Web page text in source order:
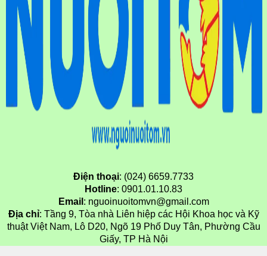
Điện thoại: (024) 6659.7733
Hotline: 0901.01.10.83
Email : nguoinuoitomvn@gmail.com
Địa chỉ: Tầng 9, Tòa nhà Liên hiệp các Hội Khoa học và Kỹ
thuật Việt Nam, Lô D20, Ngõ 19 Phố Duy Tân, Phường Cầu
Giấy, TP Hà Nội